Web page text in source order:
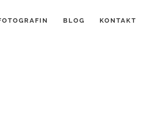
BLOG KONTAKT